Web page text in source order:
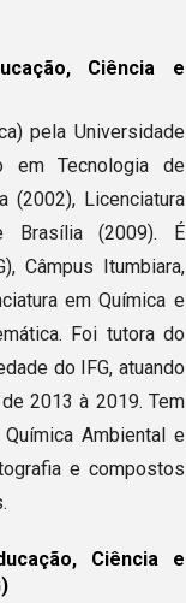
Ciência e
pela Universidade
em Tecnologia de
(2002), Licenciatura
Brasília (2009). É
Câmpus Itumbiara,
em Química e
Foi tutora do
do IFG, atuando
2013 à 2019. Tem
Ambiental e
e compostos
Ciência e